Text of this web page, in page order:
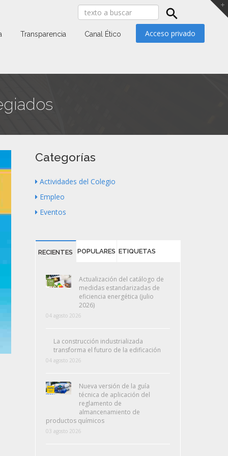
Transparencia Canal Ético Acceso privado
Categorías
Actividades del Colegio
Empleo
Eventos
RECIENTES POPULARES ETIQUETAS
Actualización del catálogo de
medidas estandarizadas de
eficiencia energética (julio
2026)
04 agosto 2026
La construcción industrializada
transforma el futuro de la edificación
04 agosto 2026
Nueva versión de la guía
técnica de aplicación del
reglamento de
almancenamiento de
productos químicos
03 agosto 2026